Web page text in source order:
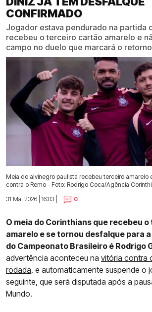
CONFIRMADO
Jogador estava pendurado na partida
recebeu o terceiro cartão amarelo e
campo no duelo que marcará o
Meia do alvinegro paulista recebeu terceiro amarelo
contra o Remo - Foto: Rodrigo Coca/Agência
31 Mai 2026 | 16:03 |
0
O meia do Corinthians que recebeu
amarelo e se tornou desfalque para
do Campeonato Brasileiro é Rodrigo
advertência aconteceu na vitória contra
rodada, e automaticamente suspende o
seguinte, que será disputada após a
Mundo.